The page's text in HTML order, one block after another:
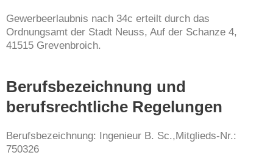
Gewerbeerlaubnis nach 34c erteilt durch das
Ordnungsamt der Stadt Neuss, Auf der Schanze 4,
41515 Grevenbroich.
Berufsbezeichnung und
berufsrechtliche Regelungen
Berufsbezeichnung: Ingenieur B. Sc.,Mitglieds-Nr.:
750326